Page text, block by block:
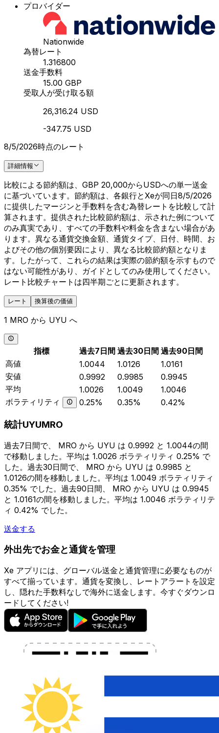
プロバイダー
Nationwide
為替レート
1.316800
送金手数料
15.00 GBP
受取人が受け取る額
26,316.24 USD
-347.75 USD
8/5/2026時点のレート
詳細情報
比較による節約額は、GBP 20,000からUSDへの単一送金
に基づいています。節約額は、各銀行とXeが同日8/5/2026
に提供したマージンと手数料を含む為替レートを比較して計
算されます。提供された比較節約額は、示された例について
のみ真実であり、すべての手数料や料金を含まない場合があ
ります。異なる通貨交換金額、通貨タイプ、日付、時間、お
よびその他の個別要因により、異なる比較節約額となりま
す。したがって、これらの結果は実際の節約額を示すもので
はない可能性があり、ガイドとしてのみ使用してください。
レート比較チャートは四半期ごとに更新されます。
レート 換算後の価値
1 MRO から UYU へ
指標 過去7日間 過去30日間 過去90日間
高値
1.0044 1.0126
1.0161
安値
0.9992 0.9985
0.9945
平均
1.0026 1.0049
1.0046
ボラティリティ
0.25% 0.35% 0.42%
統計UYUMRO
過去7日間で、 MRO から UYU は 0.9992 と 1.0044の間
で移動しました。平均は 1.0026 ボラティリティ 0.25% で
した。過去30日間で、 MRO から UYU は 0.9985 と
1.0126の間を移動しました。平均は 1.0049 ボラティリティ
0.35% でした。過去90日間、 MRO から UYU は 0.9945
と 1.0161の間を移動しました。平均は 1.0046 ボラティリテ
ィ 0.42% でした。
送金する
外出先でお金と通貨を管理
Xe アプリには、グローバル送金と通貨管理に必要なものが
すべて揃っています。通貨を変換し、レートアラートを設定
し、隠れた手数料なしで海外に送金します。今すぐダウンロ
ードしてください!